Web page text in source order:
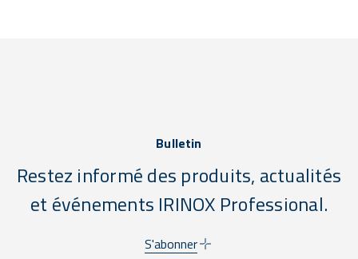
Bulletin
Restez informé des produits, actualités
et événements IRINOX Professional.
S'abonner